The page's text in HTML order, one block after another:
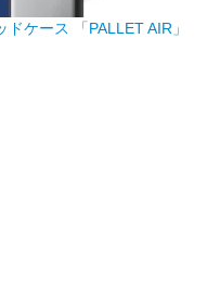
ケース 「PALLET AIR」